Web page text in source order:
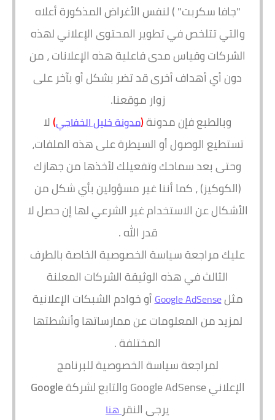
"جافا سكربت" ) لنفس الأغراض المذكورة أعلاه
والتي تتلخص في تطوير المحتوى الإعلاني لهذه
الشركات وقياس مدى فاعلية هذه الإعلانات ، من
دون أي أهداف أخرى قد تضر بشكل أو بآخر على
زوار موقعنا.
وبالطبع فإن مدونة(مدونة خليل الخفاجي)لا
تستطيع الوصول أو السيطرة على هذه الملفات،
وحتى بعد سماحك وتفعيلك لأخذها من جهازك
(الكوكيز) ، كما أننا غير مسؤولين بأي شكل من
الأشكال عن الاستخدام غير الشرعي لها إن حصل لا
قدر الله .
عليك مراجعة سياسة الخصوصية الخاصة بالطرف
الثالث في هذه الوثيقة الشركات المعلنة
مثلGoogle AdSenseأو خوادم الشبكات الإعلانية
لمزيد من المعلومات عن ممارساتها وأنشطتها
المختلفة .
لمراجعة سياسة الخصوصية للبرنامج
الإعلاني Google AdSense والتابع لشركة
Google
يرجى النقرهنا